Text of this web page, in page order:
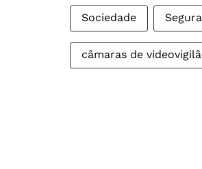
Sociedade
câmaras de